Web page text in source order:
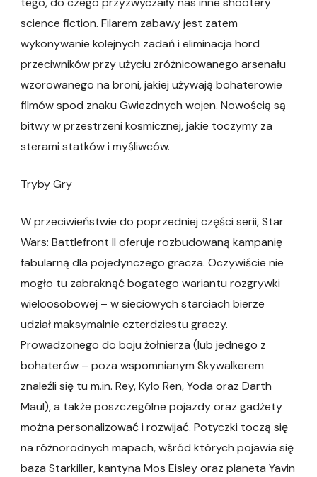
science fiction. Filarem zabawy jest zatem
wykonywanie kolejnych zadań i eliminacja hord
przeciwników przy użyciu zróżnicowanego arsenału
wzorowanego na broni, jakiej używają bohaterowie
filmów spod znaku Gwiezdnych wojen. Nowością są
bitwy w przestrzeni kosmicznej, jakie toczymy za
sterami statków i myśliwców.
Tryby Gry
W przeciwieństwie do poprzedniej części serii, Star
Wars: Battlefront II oferuje rozbudowaną kampanię
fabularną dla pojedynczego gracza. Oczywiście nie
mogło tu zabraknąć bogatego wariantu rozgrywki
wieloosobowej – w sieciowych starciach bierze
udział maksymalnie czterdziestu graczy.
Prowadzonego do boju żołnierza (lub jednego z
bohaterów – poza wspomnianym Skywalkerem
znaleźli się tu m.in. Rey, Kylo Ren, Yoda oraz Darth
Maul), a także poszczególne pojazdy oraz gadżety
można personalizować i rozwijać. Potyczki toczą się
na różnorodnych mapach, wśród których pojawia się
baza Starkiller, kantyna Mos Eisley oraz planeta Yavin